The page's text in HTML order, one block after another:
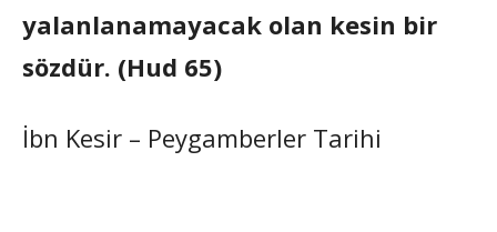
yalanlanamayacak olan kesin bir
sözdür. (Hud 65)
İbn Kesir – Peygamberler Tarihi